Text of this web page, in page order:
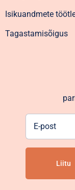
Isikuandmete
Tagastamisõigus